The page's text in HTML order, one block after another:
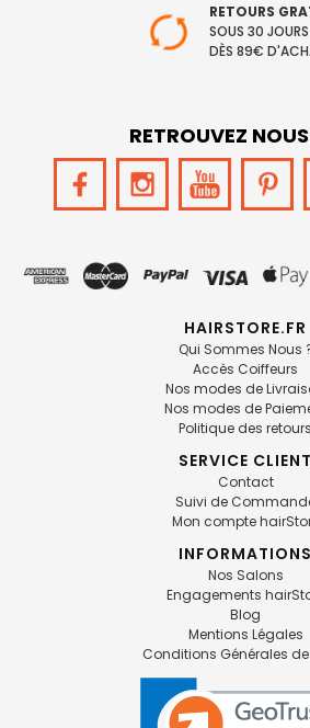
RETOURS
SOUS 30 JOURS
DÈS 89€
RETROUVEZ
HAIRSTORE.FR
Qui Sommes Nous
Accès Coiffeurs
Nos modes de
Nos modes de
Politique des retours
SERVICE CLIENT
Contact
Suivi de
Mon compte
INFORMATIONS
Nos Salons
Engagements
Blog
Mentions Légales
Conditions Générales de